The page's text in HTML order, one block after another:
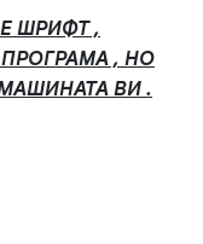
ШРИФТ ,
, НО
ВИ .